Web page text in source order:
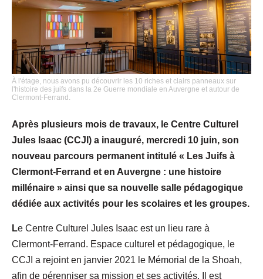
À l'étage, nous avons pu découvrir les 10 riches et clairs panneaux sur
l'histoire des juifs dans la 2e Guerre mondiale en Auvergne et autour de
Clermont-Ferrand.
Après plusieurs mois de travaux, le Centre Culturel
Jules Isaac (CCJI) a inauguré, mercredi 10 juin, son
nouveau parcours permanent intitulé « Les Juifs à
Clermont-Ferrand et en Auvergne : une histoire
millénaire » ainsi que sa nouvelle salle pédagogique
dédiée aux activités pour les scolaires et les groupes.
Le Centre Culturel Jules Isaac est un lieu rare à
Clermont-Ferrand. Espace culturel et pédagogique, le
CCJI a rejoint en janvier 2021 le Mémorial de la Shoah,
afin de pérenniser sa mission et ses activités. Il est